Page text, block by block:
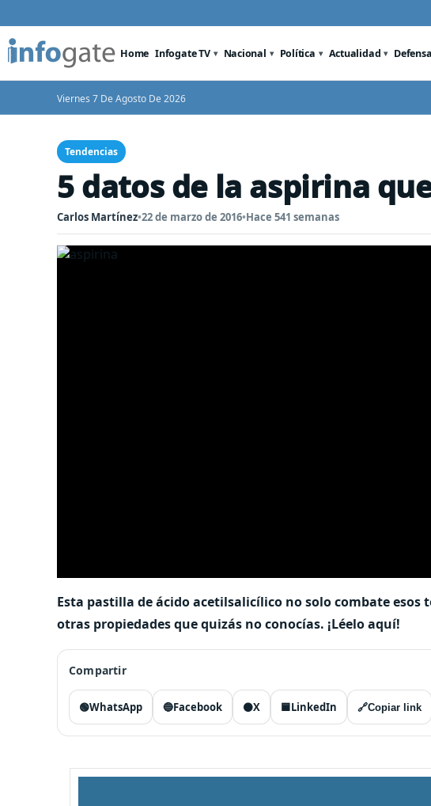
Home Infogate TV Nacional Política Actualidad Defensa
Viernes 7 De Agosto De 2026
Tendencias
5 datos de la aspirina
Carlos Martínez•22 de marzo de 2016•Hace 541 semanas
Esta pastilla de ácido acetilsalicílico no solo combate esos
otras propiedades que quizás no conocías. ¡Léelo aquí!
Compartir
🟢WhatsApp 🔵Facebook ⚫X 🟦LinkedIn 🔗Copiar link